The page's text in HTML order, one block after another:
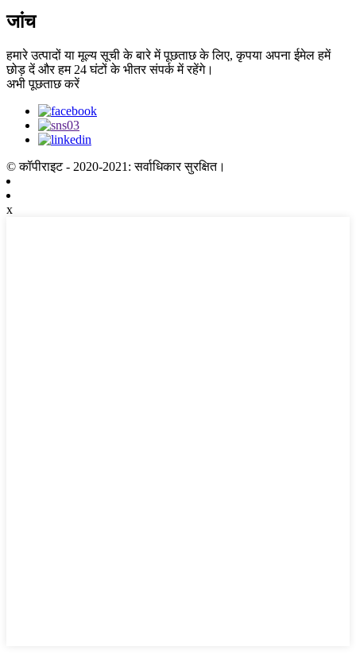
जांच
हमारे उत्पादों या मूल्य सूची के बारे में पूछताछ के लिए, कृपया अपना ईमेल हमें
छोड़ दें और हम 24 घंटों के भीतर संपर्क में रहेंगे।
अभी पूछताछ करें
© कॉपीराइट - 2020-2021: सर्वाधिकार सुरक्षित।
x